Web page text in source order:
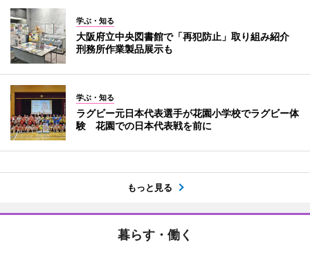
学ぶ・知る
大阪府立中央図書館で「再犯防止」取り組み紹介
刑務所作業製品展示も
学ぶ・知る
ラグビー元日本代表選手が花園小学校でラグビー体
験 花園での日本代表戦を前に
もっと見る
暮らす・働く